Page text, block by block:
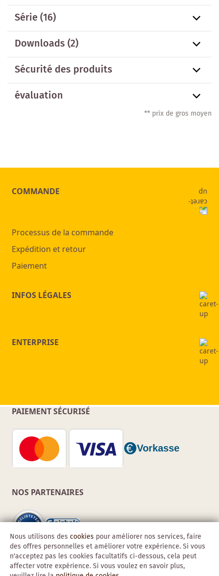
Série(16)
Downloads (2)
Sécurité des produits
évaluation
** prix de gros moyen
COMMANDE
Processus de la commande
Expédition et retour
Paiement
INFOS LÉGALES
ENTERPRISE
PAIEMENT SÉCURISÉ
NOS PARTENAIRES
Nous utilisons des cookies pour améliorer nos services, faire
des offres personnelles et améliorer votre expérience. Si vous
n'acceptez pas les cookies facultatifs ci-dessous, cela peut
affecter votre expérience. Si vous voulez en savoir plus,